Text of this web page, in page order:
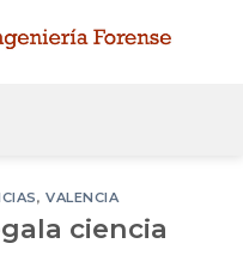
, VALENCIA
ciencia